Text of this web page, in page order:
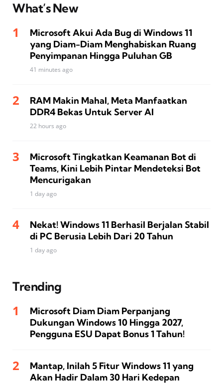
What’s New
Microsoft Akui Ada Bug di Windows 11
yang Diam-Diam Menghabiskan Ruang
Penyimpanan Hingga Puluhan GB
41 minutes ago
RAM Makin Mahal, Meta Manfaatkan
DDR4 Bekas Untuk Server AI
22 hours ago
Microsoft Tingkatkan Keamanan Bot di
Teams, Kini Lebih Pintar Mendeteksi Bot
Mencurigakan
1 day ago
Nekat! Windows 11 Berhasil Berjalan Stabil
di PC Berusia Lebih Dari 20 Tahun
1 day ago
Trending
Microsoft Diam Diam Perpanjang
Dukungan Windows 10 Hingga 2027,
Pengguna ESU Dapat Bonus 1 Tahun!
Mantap, Inilah 5 Fitur Windows 11 yang
Akan Hadir Dalam 30 Hari Kedepan